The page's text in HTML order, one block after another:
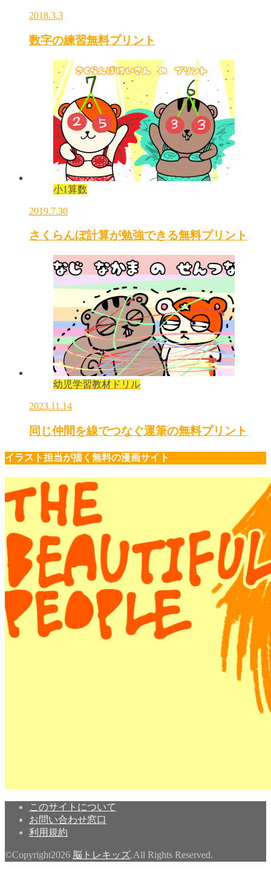
2018.3.3
数字の練習無料プリント
小1算数
2019.7.30
さくらんぼ計算が勉強できる無料プリント
幼児学習教材ドリル
2023.11.14
同じ仲間を線でつなぐ運筆の無料プリント
イラスト担当が描く無料の漫画サイト
このサイトについて
お問い合わせ窓口
利用規約
©Copyright2026 脳トレキッズ.All Rights Reserved.